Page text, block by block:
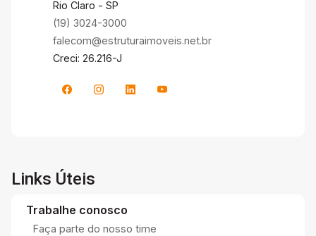
Rio Claro - SP
(19) 3024-3000
falecom@estruturaimoveis.net.br
Creci: 26.216-J
Links Úteis
Trabalhe conosco
Faça parte do nosso time